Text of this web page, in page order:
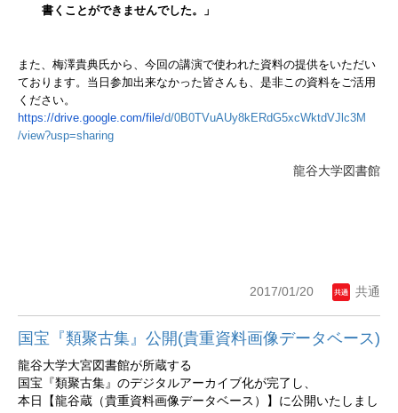
書くことができませんでした。」
また、梅澤貴典氏から、今回の講演で使われた資料の提供をいただい
ております。当日参加出来なかった皆さんも、是非この資料をご活用
ください。
https://drive.google.com/file/d/0B0TVuAUy8kERdG5xcWktdVJlc3M
/view?usp=sharing
龍谷大学図書館
2017/01/20 共通
国宝『類聚古集』公開(貴重資料画像データベース)
龍谷大学大宮図書館が所蔵する
国宝『類聚古集』のデジタルアーカイブ化が完了し、
本日【龍谷蔵（貴重資料画像データベース）】に公開いたしまし